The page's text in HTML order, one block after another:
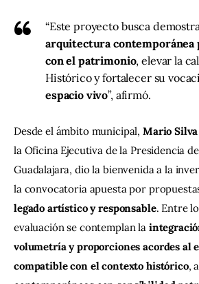
“Este proyecto busca
arquitectura contemporánea
con el patrimonio, elevar la
Histórico y fortalecer su
espacio vivo”, afirmó.
Desde el ámbito municipal, Mario
la Oficina Ejecutiva de la Presidencia
Guadalajara, dio la bienvenida a la
la convocatoria apuesta por
legado artístico y responsable. Entre
evaluación se contemplan la
volumetría y proporciones acordes al
compatible con el contexto histórico,